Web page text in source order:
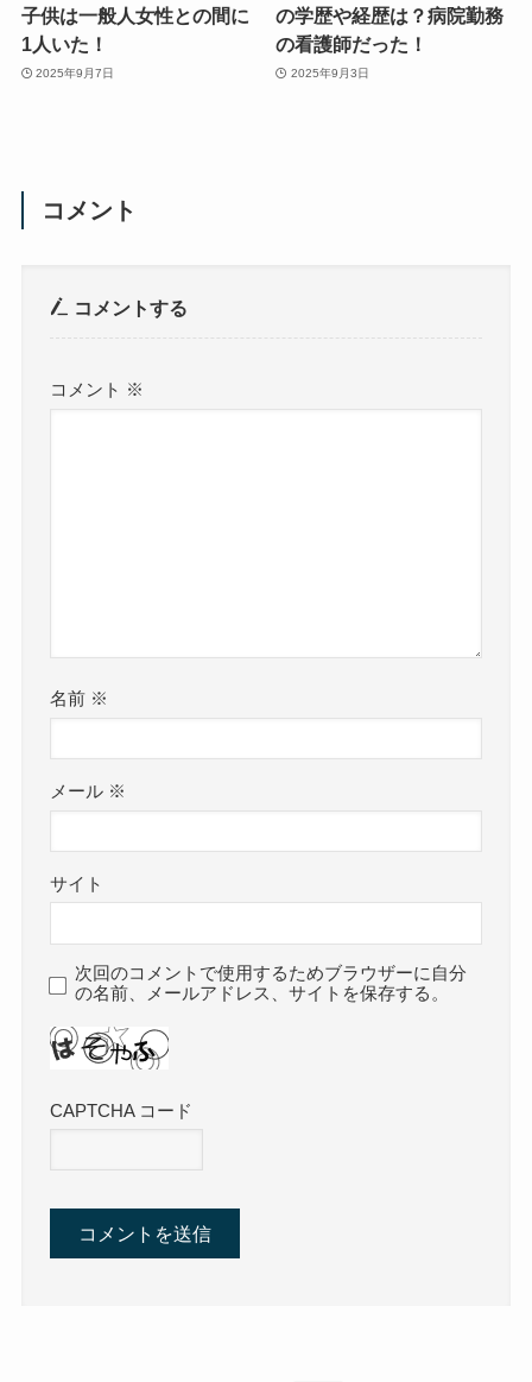
子供は一般人女性との間に
1人いた！
2025年9月7日
の学歴や経歴は？病院勤務
の看護師だった！
2025年9月3日
コメント
コメントする
コメント ※
名前 ※
メール ※
サイト
次回のコメントで使用するためブラウザーに自分
の名前、メールアドレス、サイトを保存する。
CAPTCHA コード